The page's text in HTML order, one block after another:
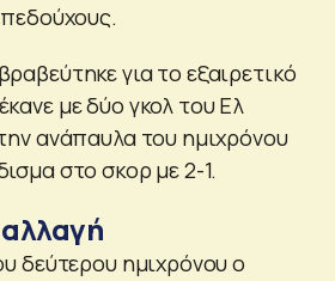
για το εξαιρετικό
με δύο γκολ του Ελ
ανάπαυλα του ημιχρόνου
στο σκορ με 2-1.
δεύτερου ημιχρόνου ο